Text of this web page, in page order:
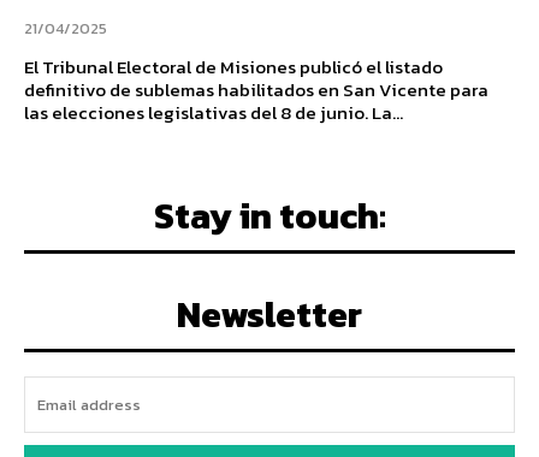
21/04/2025
El Tribunal Electoral de Misiones publicó el listado
definitivo de sublemas habilitados en San Vicente para
las elecciones legislativas del 8 de junio. La...
Stay in touch:
Newsletter